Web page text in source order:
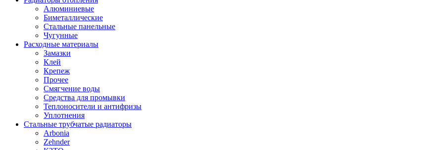
Алюминиевые
Биметаллические
Стальные панельные
Чугунные
Расходные материалы
Замазки
Клей
Крепеж
Прочее
Смягчение воды
Средства для промывки
Теплоносители и антифризы
Уплотнения
Стальные трубчатые радиаторы
Arbonia
Zehnder